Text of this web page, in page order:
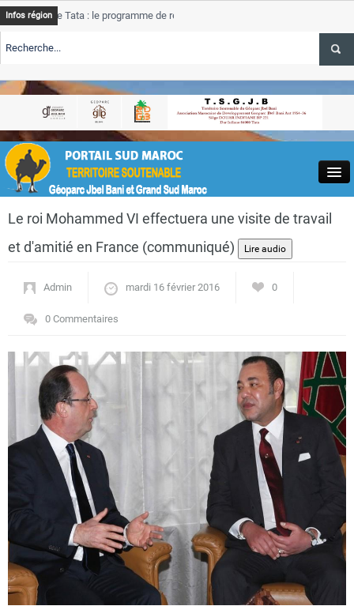
Close
Actualités
Circuits touristiques
Tourisme
Hotels
Evenements
Infos région
Tata : le programme de rehabilitation post-inondations
TSGJB Tourisme : l’ONMT renforce l’aerien a Dakhla et
Tata
service
TSGJB Tourisme au Maroc : Transavia renforce les vols Paris-
Le roi Mohammed VI effectuera une visite de travail
et d'amitié en France (communiqué)
Admin mardi 16 février 2016 0
0 Commentaires